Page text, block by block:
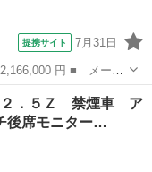
提携サイト 7月31日
■ グレード名：
サウンド 純正９イ
２．５Ｚ 禁煙車 ア
後席モニター…